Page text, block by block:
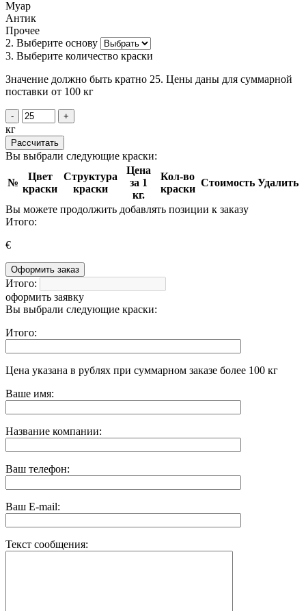
Муар
Антик
Прочее
2. Выберите основу
3. Выберите количество краски
Значение должно быть кратно 25. Цены даны для суммарной
поставки от 100 кг
- +
кг
Рассчитать
Вы выбрали следующие краски:
№
Цвет
краски
Структура
краски
Цена
за 1
кг.
Кол-во
краски
Стоимость Удалить
Вы можете продолжить добавлять позиции к заказу
Итого:
€
Оформить заказ
Итого:
оформить заявку
Вы выбрали следующие краски:
Итого:
Цена указана в рублях при суммарном заказе более 100 кг
Ваше имя:
Название компании:
Ваш телефон:
Ваш E-mail:
Текст сообщения: